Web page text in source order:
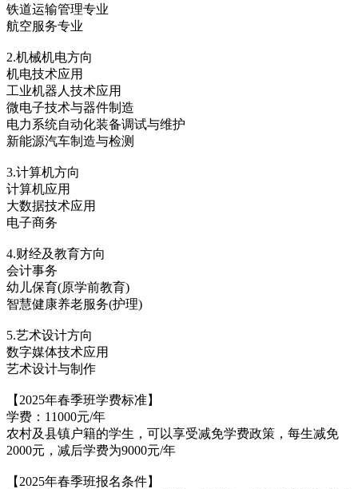
铁道运输管理专业
航空服务专业
2.机械机电方向
机电技术应用
工业机器人技术应用
微电子技术与器件制造
电力系统自动化装备调试与维护
新能源汽车制造与检测
3.计算机方向
计算机应用
大数据技术应用
电子商务
4.财经及教育方向
会计事务
幼儿保育(原学前教育)
智慧健康养老服务(护理)
5.艺术设计方向
数字媒体技术应用
艺术设计与制作
【2025年春季班学费标准】
学费：11000元/年
农村及县镇户籍的学生，可以享受减免学费政策，每生减免
2000元，减后学费为9000元/年
【2025年春季班报名条件】